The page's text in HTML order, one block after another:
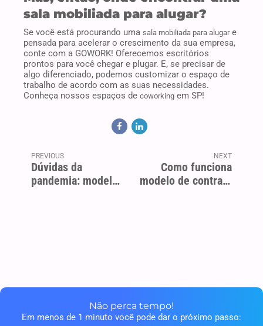
sala mobiliada para alugar?
Se você está procurando uma sala mobiliada para alugare
pensada para acelerar o crescimento da sua empresa,
conte com a GOWORK! Oferecemos escritórios
prontos para você chegar e plugar. E, se precisar de
algo diferenciado, podemos customizar o espaço de
trabalho de acordo com as suas necessidades.
Conheça nossos espaços de coworking em SP!
PREVIOUS
Dúvidas da
pandemia: modelo
NEXT
Como funciona
modelo de contrato
Não perca tempo!
Em menos de 1 minuto você pode dar o próximo passo: